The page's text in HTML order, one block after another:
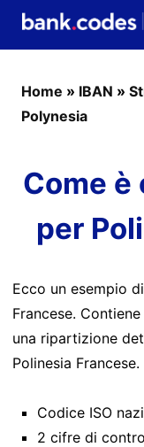
Home » IBAN »
Polynesia
Come è
per
Ecco un esempio
Francese.
una ripartizione
Polinesia Francese.
Codice ISO
2 cifre di